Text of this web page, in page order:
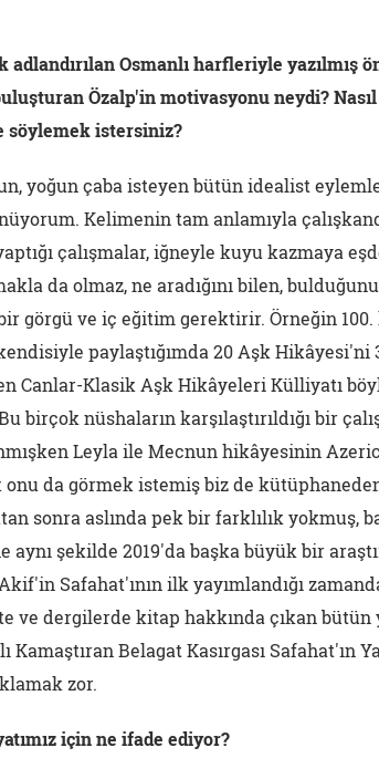
adlandırılan Osmanlı harfleriyle yazılmış
Özalp'in motivasyonu neydi? Nasıl
söylemek istersiniz?
yoğun çaba isteyen bütün idealist
Kelimenin tam anlamıyla
çalışmalar, iğneyle kuyu kazmaya
da olmaz, ne aradığını bilen,
görgü ve iç eğitim gerektirir. Örneğin 100.
paylaştığımda 20 Aşk Hikâyesi'ni
Canlar-Klasik Aşk Hikâyeleri Külliyatı
birçok nüshaların karşılaştırıldığı bir
Leyla ile Mecnun hikâyesinin
onu da görmek istemiş biz de
sonra aslında pek bir farklılık yokmuş,
aynı şekilde 2019'da başka büyük bir
Safahat'ının ilk yayımlandığı
ve dergilerde kitap hakkında çıkan bütün
Kamaştıran Belagat Kasırgası Safahat'ın
zor.
için ne ifade ediyor?